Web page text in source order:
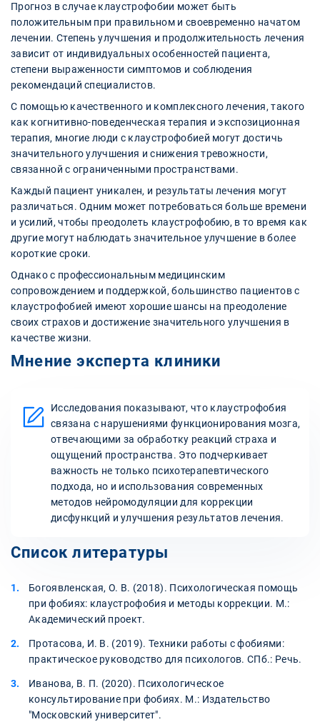
Прогноз в случае клаустрофобии может быть
положительным при правильном и своевременно начатом
лечении. Степень улучшения и продолжительность лечения
зависит от индивидуальных особенностей пациента,
степени выраженности симптомов и соблюдения
рекомендаций специалистов.
С помощью качественного и комплексного лечения, такого
как когнитивно-поведенческая терапия и экспозиционная
терапия, многие люди с клаустрофобией могут достичь
значительного улучшения и снижения тревожности,
связанной с ограниченными пространствами.
Каждый пациент уникален, и результаты лечения могут
различаться. Одним может потребоваться больше времени
и усилий, чтобы преодолеть клаустрофобию, в то время как
другие могут наблюдать значительное улучшение в более
короткие сроки.
Однако с профессиональным медицинским
сопровождением и поддержкой, большинство пациентов с
клаустрофобией имеют хорошие шансы на преодоление
своих страхов и достижение значительного улучшения в
качестве жизни.
Мнение эксперта клиники
Исследования показывают, что клаустрофобия
связана с нарушениями функционирования мозга,
отвечающими за обработку реакций страха и
ощущений пространства. Это подчеркивает
важность не только психотерапевтического
подхода, но и использования современных
методов нейромодуляции для коррекции
дисфункций и улучшения результатов лечения.
Список литературы
Богоявленская, О. В. (2018). Психологическая помощь
при фобиях: клаустрофобия и методы коррекции. М.:
Академический проект.
Протасова, И. В. (2019). Техники работы с фобиями:
практическое руководство для психологов. СПб.: Речь.
Иванова, В. П. (2020). Психологическое
консультирование при фобиях. М.: Издательство
"Московский университет".